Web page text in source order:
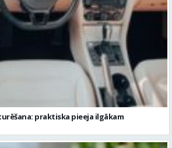
praktiska pieeja ilgākam